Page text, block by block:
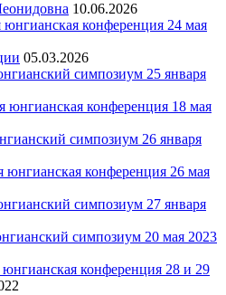
10.06.2026
конференция 24 мая
05.03.2026
симпозиум 25 января
конференция 18 мая
симпозиум 26 января
конференция 26 мая
симпозиум 27 января
симпозиум 20 мая 2023
конференция 28 и 29